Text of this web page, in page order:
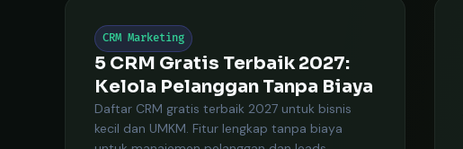
CRM Marketing
5 CRM Gratis Terbaik 2027:
Kelola Pelanggan Tanpa Biaya
Daftar CRM gratis terbaik 2027 untuk bisnis
kecil dan UMKM. Fitur lengkap tanpa biaya